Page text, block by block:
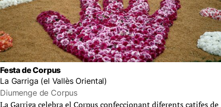
Festa de Corpus
La Garriga (el Vallès Oriental)
Diumenge de Corpus
La Garriga celebra el Corpus confeccionant diferents catifes de